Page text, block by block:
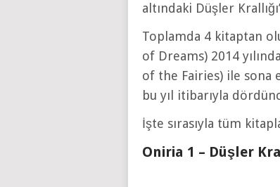
altındaki Düşler
Toplamda 4 kitaptan
of Dreams) 2014
of the Fairies) ile sona
bu yıl itibarıyla
İşte sırasıyla tüm
Oniria 1 – Düşler